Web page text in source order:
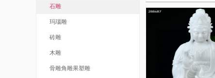
石雕
玛瑙雕
砖雕
木雕
骨雕角雕果塑雕